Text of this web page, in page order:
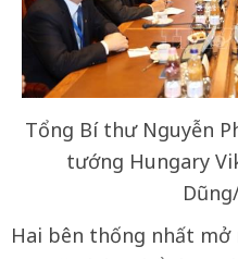
Tổng Bí thư Nguyễn
tướng Hungary
Hai bên thống nhất